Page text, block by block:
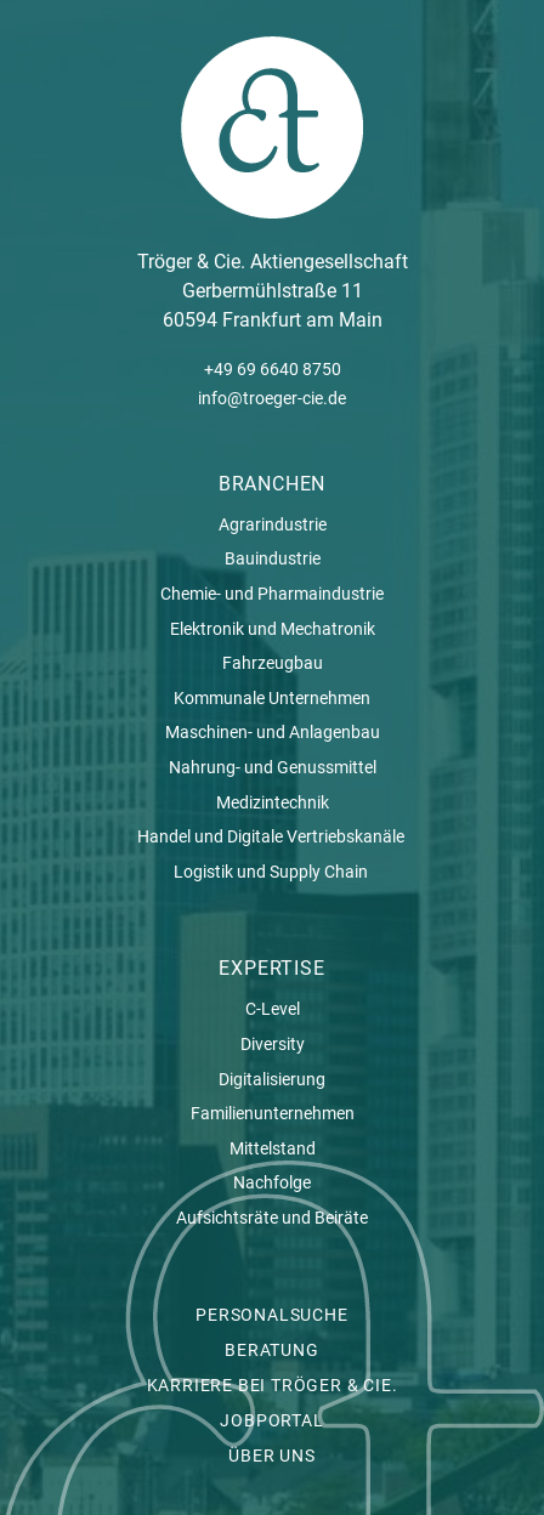
Tröger & Cie. Aktiengesellschaft
Gerbermühlstraße 11
60594 Frankfurt am Main
+49 69 6640 8750
info@troeger-cie.de
BRANCHEN
Agrarindustrie
Bauindustrie
Chemie- und Pharmaindustrie
Elektronik und Mechatronik
Fahrzeugbau
Kommunale Unternehmen
Maschinen- und Anlagenbau
Nahrung- und Genussmittel
Medizintechnik
Handel und Digitale Vertriebskanäle
Logistik und Supply Chain
EXPERTISE
C-Level
Diversity
Digitalisierung
Familienunternehmen
Mittelstand
Nachfolge
Aufsichtsräte und Beiräte
PERSONALSUCHE
BERATUNG
KARRIERE BEI TRÖGER & CIE.
JOBPORTAL
ÜBER UNS